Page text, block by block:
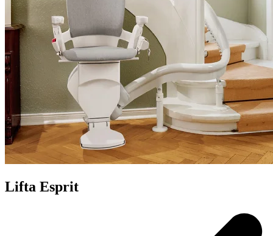
Lifta Esprit